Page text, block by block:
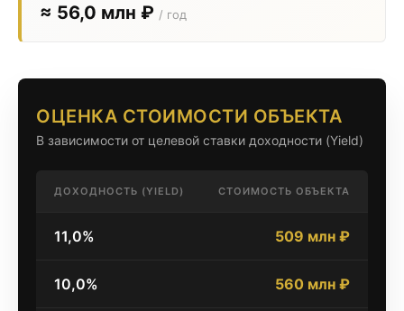
≈ 56,0 млн ₽ / год
ОЦЕНКА СТОИМОСТИ ОБЪЕКТА
В зависимости от целевой ставки доходности (Yield)
ДОХОДНОСТЬ (YIELD) СТОИМОСТЬ ОБЪЕКТА
11,0% 509 млн ₽
10,0% 560 млн ₽